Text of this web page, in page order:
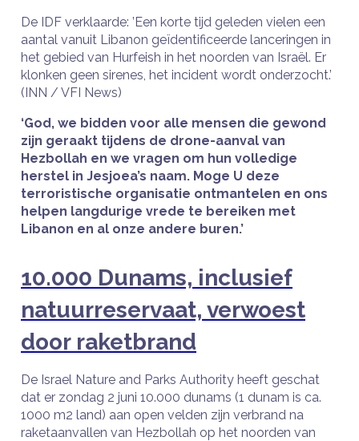
De IDF verklaarde: ’Een korte tijd geleden vielen een
aantal vanuit Libanon geïdentificeerde lanceringen in
het gebied van Hurfeish in het noorden van Israël. Er
klonken geen sirenes, het incident wordt onderzocht.’
(INN / VFI News)
‘God, we bidden voor alle mensen die gewond
zijn geraakt tijdens de drone-aanval van
Hezbollah en we vragen om hun volledige
herstel in Jesjoea’s naam. Moge U deze
terroristische organisatie ontmantelen en ons
helpen langdurige vrede te bereiken met
Libanon en al onze andere buren.’
10.000 Dunams, inclusief
natuurreservaat, verwoest
door raketbrand
De Israel Nature and Parks Authority heeft geschat
dat er zondag 2 juni 10.000 dunams (1 dunam is ca.
1000 m2 land) aan open velden zijn verbrand na
raketaanvallen van Hezbollah op het noorden van